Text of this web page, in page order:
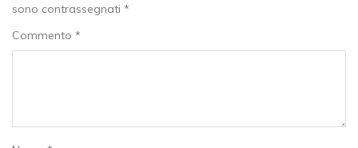
sono contrassegnati *
Commento *